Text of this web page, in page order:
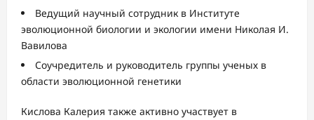
Ведущий научный сотрудник в Институте
эволюционной биологии и экологии имени Николая И.
Вавилова
Соучредитель и руководитель группы ученых в
области эволюционной генетики
Кислова Калерия также активно участвует в